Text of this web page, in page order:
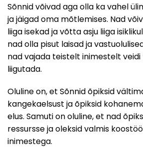
Sõnnid võivad aga olla ka vahel
ja jäigad oma mõtlemises. Nad
liiga isekad ja võtta asju liiga
nad olla pisut laisad ja
nad vajada teistelt inimestelt
liigutada.
Oluline on, et Sõnnid õpiksid
kangekaelsust ja õpiksid
elus. Samuti on oluline, et nad
ressursse ja oleksid valmis
inimestega.